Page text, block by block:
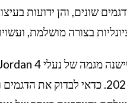
צבעים ודגמים שונים, והן
בצורה מושלמת,
תאריך הידע האחרון שלי בספטמבר